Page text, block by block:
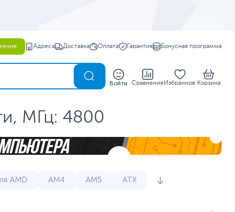
Адреса Доставка Оплата Гарантия Бонусная программа
Войти Сравнение Избранное Корзина
МГц: 4800
AMD AM4 AM5 ATX